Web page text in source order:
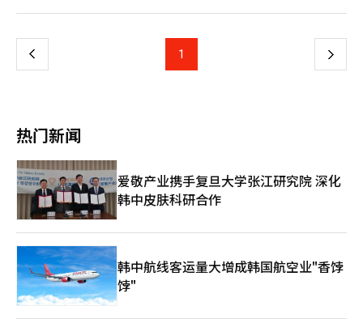
里茨已将大部分主要资产以担保信托的形式锁定，因此无法自行筹
就是梅里茨。” 近期，홈플러스在流动性危机中持续进行门店缩减
和暂停营业的措施。此前，홈플러스已出售其超市业务部门홈플러
企业一旦停止营业，几乎不可能恢复正常。如果剩余的67家门店全
部停止营业，复苏程序的持续将变得困难，最终可能转向清算程
序。” 资金困难也影响到了员工的工资支付。홈플러스尚未支付4
月份的工资，预计21日的5月份工资支付也面临困难。 홈플러스已
向梅里茨请求在홈플러스快递出售尾款到账之前，确保运营资金的
桥接贷款支持。同时，也要求在复苏程序结束前提供用于结构调整
和营业正常化的紧急运营资金（DIP）金融支持。 如果复苏失败，
后果将非常严重。홈플러스表示：“梅里茨可以通过担保资产收回
大部分债权，但次级债权人的回收率可能会急剧下降。”并指
出：“员工的就业不安、入驻企业的损失、地区商圈的萎缩等社会
损失也可能扩大。” 接着，홈플러스呼吁梅里茨考虑社会责任，作
为包容性金融机构做出积极的决策。 另一方面，梅里茨金融对追
加资金支持持谨慎态度。业内人士透露，梅里茨金融在考虑提供桥
上 1 下
热门新闻
爱敬产业携手复旦大学张江研究院 深化
韩中皮肤科研合作
韩中航线客运量大增成韩国航空业"香饽
饽"